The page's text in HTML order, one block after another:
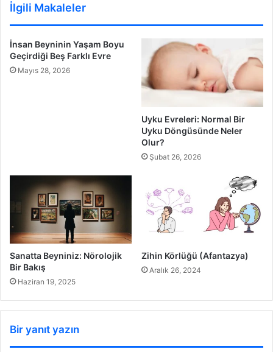
İlgili Makaleler
İnsan Beyninin Yaşam Boyu
Geçirdiği Beş Farklı Evre
Mayıs 28, 2026
Uyku Evreleri: Normal Bir
Uyku Döngüsünde Neler
Olur?
Şubat 26, 2026
Sanatta Beyniniz: Nörolojik
Bir Bakış
Haziran 19, 2025
Zihin Körlüğü (Afantazya)
Aralık 26, 2024
Bir yanıt yazın